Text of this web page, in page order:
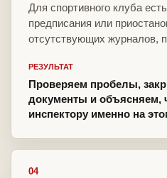
Для спортивного клуба
предписания или
отсутствующих журналов,
РЕЗУЛЬТАТ
Проверяем пробелы,
документы и объясняем,
инспектору именно на
04